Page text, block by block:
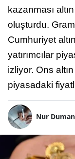
kazanması
oluşturdu.
Cumhuriyet
yatırımcılar
izliyor. Ons
piyasadaki
Nur Duman